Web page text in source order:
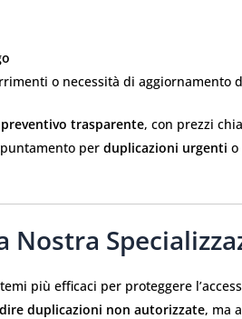
o necessità di aggiornamento
preventivo trasparente, con prezzi
per duplicazioni urgenti o
Nostra
più efficaci per proteggere
duplicazioni non autorizzate, ma